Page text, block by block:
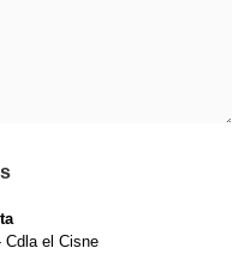
Cdla el Cisne